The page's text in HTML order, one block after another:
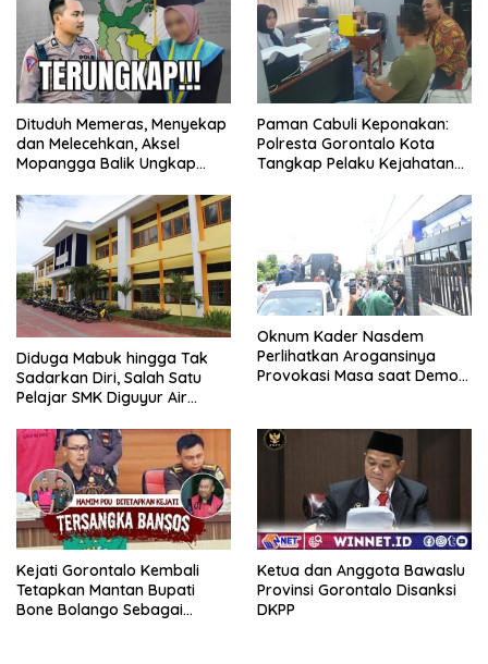
Dituduh Memeras, Menyekap
dan Melecehkan, Aksel
Mopangga Balik Ungkap
Paman Cabuli Keponakan:
Polresta Gorontalo Kota
Tangkap Pelaku Kejahatan
Diduga Mabuk hingga Tak
Sadarkan Diri, Salah Satu
Pelajar SMK Diguyur Air
Fisik oleh Beberapa
Temannya
Oknum Kader Nasdem
Perlihatkan Arogansinya
Provokasi Masa saat Demo
Kejati Gorontalo Kembali
Tetapkan Mantan Bupati
Bone Bolango Sebagai
Ketua dan Anggota Bawaslu
Provinsi Gorontalo Disanksi
DKPP